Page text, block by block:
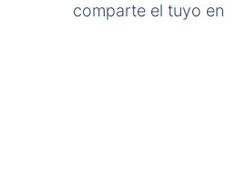
comparte el tuyo